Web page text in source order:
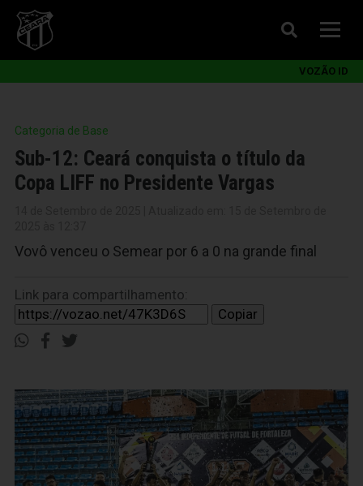
VOZÃO ID
Categoria de Base
Sub-12: Ceará conquista o título da
Copa LIFF no Presidente Vargas
Vovô venceu o Semear por 6 a 0 na grande final
Link para compartilhamento:
Copiar